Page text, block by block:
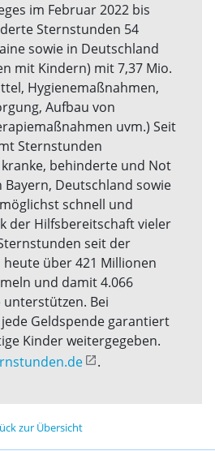
im Februar 2022 bis
Sternstunden 54
sowie in Deutschland
mit Kindern) mit 7,37 Mio.
Hygienemaßnahmen,
Aufbau von
uvm.) Seit
Sternstunden
behinderte und Not
Bayern, Deutschland sowie
schnell und
der Hilfsbereitschaft vieler
seit der
über 421 Millionen
und damit 4.066
Bei
Geldspende garantiert
Kinder weitergegeben.
.
zur Übersicht